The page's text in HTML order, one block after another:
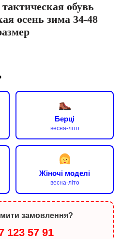
обувь
осень зима 34-48
Берці
весна-літо
Жіночі моделі
весна-літо
замовлення?
123 57 91